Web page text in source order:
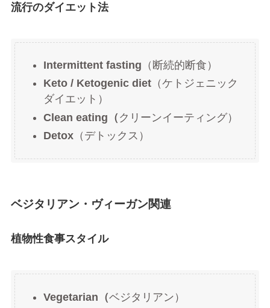
流行のダイエット法
Intermittent fasting （断続的断食）
Keto / Ketogenic diet（ケトジェニック
ダイエット）
Clean eating（ クリーンイーティング）
Detox（デトックス）
ベジタリアン・ヴィーガン関連
植物性食事スタイル
Vegetarian（ベジタリアン）